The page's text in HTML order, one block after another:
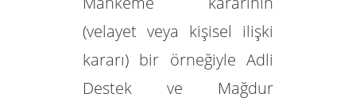
(velayet veya kişisel ilişki
kararı) bir örneğiyle Adli
Destek ve Mağdur